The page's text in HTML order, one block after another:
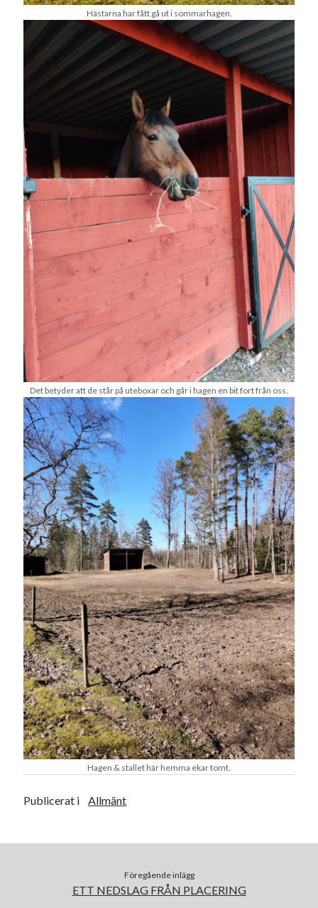
Hästarna har fått gå ut i sommarhagen.
Det betyder att de står på uteboxar och går i hagen en bit fort från oss.
Hagen & stallet här hemma ekar tomt.
Publicerat i Allmänt
Föregående inlägg
ETT NEDSLAG FRÅN PLACERING